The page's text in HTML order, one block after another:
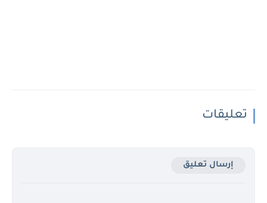
تعليقات
إرسال تعليق